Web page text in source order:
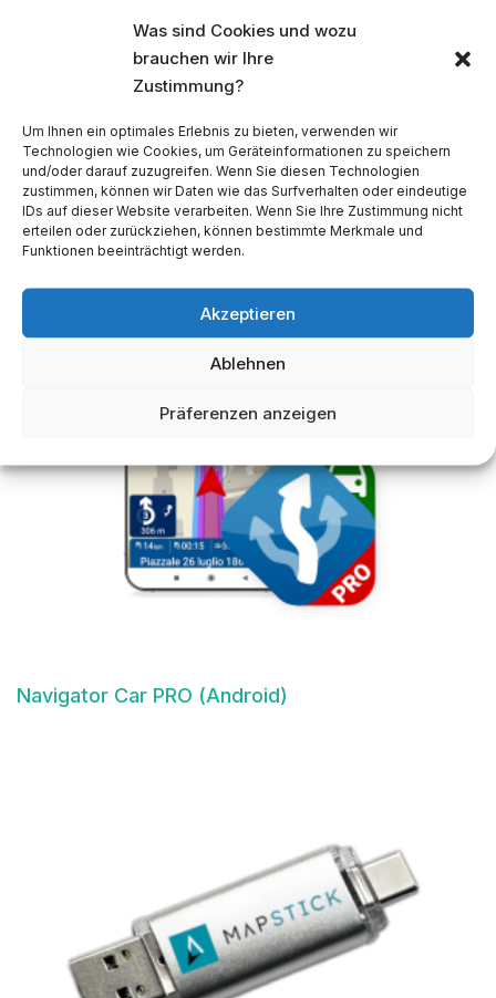
Was sind Cookies und wozu
brauchen wir Ihre
Zustimmung?
Um Ihnen ein optimales Erlebnis zu bieten, verwenden wir
Technologien wie Cookies, um Geräteinformationen zu speichern
und/oder darauf zuzugreifen. Wenn Sie diesen Technologien
zustimmen, können wir Daten wie das Surfverhalten oder eindeutige
IDs auf dieser Website verarbeiten. Wenn Sie Ihre Zustimmung nicht
erteilen oder zurückziehen, können bestimmte Merkmale und
Funktionen beeinträchtigt werden.
Akzeptieren
Ablehnen
Präferenzen anzeigen
USB‑Stick 64 GB mit Dual‑Anschluss
12,50€
Navigator Car PRO (Android)